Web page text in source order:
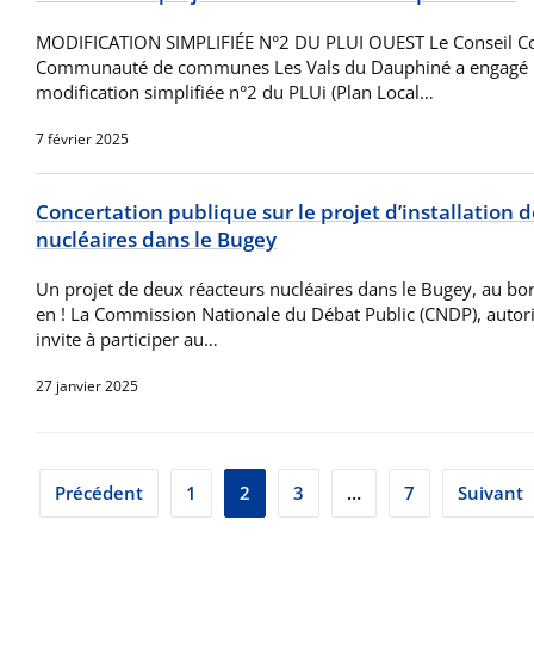
MODIFICATION SIMPLIFIÉE N°2 DU PLUI OUEST Le Conseil
Communauté de communes Les Vals du Dauphiné a
modification simplifiée n°2 du PLUi (Plan Local…
7 février 2025
Concertation publique sur le projet d’installation
nucléaires dans le Bugey
Un projet de deux réacteurs nucléaires dans le Bugey, au
en ! La Commission Nationale du Débat Public (CNDP),
invite à participer au…
27 janvier 2025
Pagination
Précédent 1 2 3 … 7 Suivant